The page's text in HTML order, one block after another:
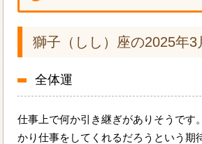
獅子（しし）座の2025年3
全体運
仕事上で何か引き継ぎがありそうです
かり仕事をしてくれるだろうという期